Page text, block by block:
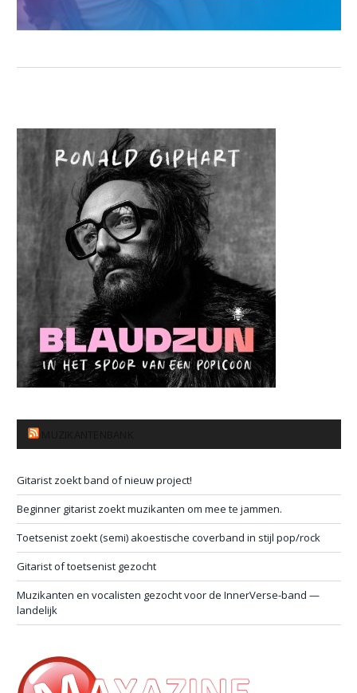
Gitarist zoekt band of nieuw project!
Beginner gitarist zoekt muzikanten om mee te jammen.
Toetsenist zoekt (semi) akoestische coverband in stijl pop/rock
Gitarist of toetsenist gezocht
Muzikanten en vocalisten gezocht voor de InnerVerse-band —
landelijk